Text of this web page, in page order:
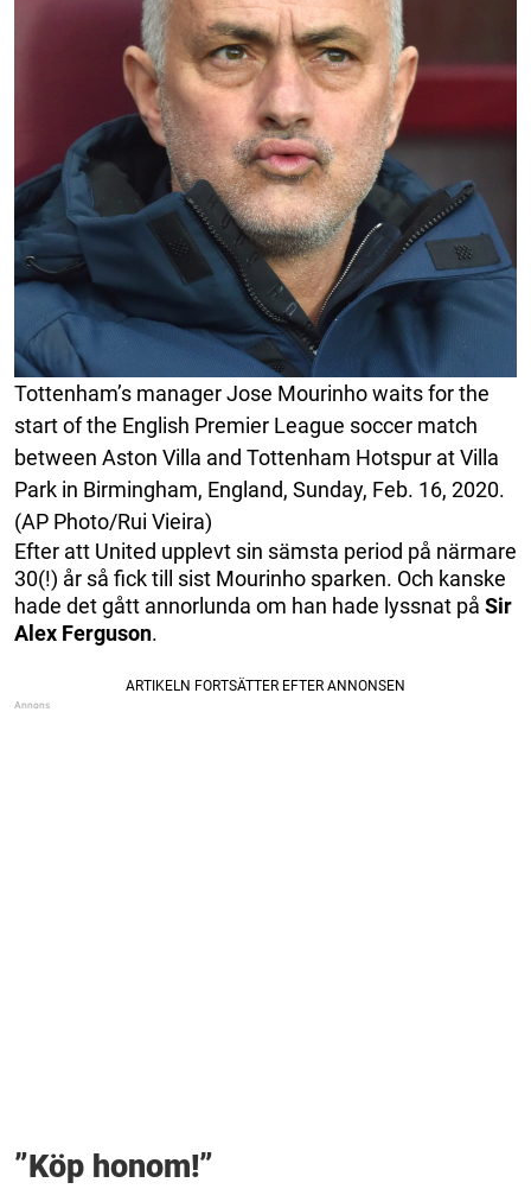
Tottenham’s manager Jose Mourinho waits for the
start of the English Premier League soccer match
between Aston Villa and Tottenham Hotspur at Villa
Park in Birmingham, England, Sunday, Feb. 16, 2020.
(AP Photo/Rui Vieira)
Efter att United upplevt sin sämsta period på närmare
30(!) år så fick till sist Mourinho sparken. Och kanske
hade det gått annorlunda om han hade lyssnat på Sir
Alex Ferguson.
”Köp honom!”